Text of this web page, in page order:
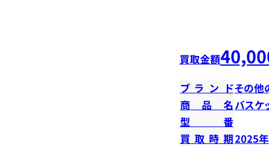
買取金額
ブランドその他
商品名バスケ
型番
買取時期2025